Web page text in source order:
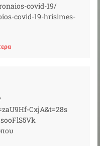
covid-19/
covid-19-hrisimes-
CxjA&t=28s